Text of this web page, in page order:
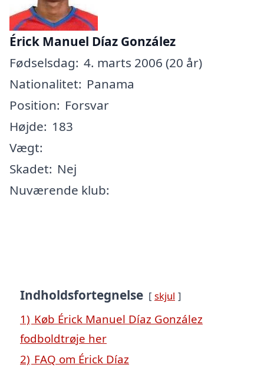
Érick Manuel Díaz González
Fødselsdag: 4. marts 2006 (20 år)
Nationalitet: Panama
Position: Forsvar
Højde: 183
Vægt:
Skadet: Nej
Nuværende klub:
Indholdsfortegnelse skjul
1) Køb Érick Manuel Díaz González
fodboldtrøje her
2) FAQ om Érick Díaz